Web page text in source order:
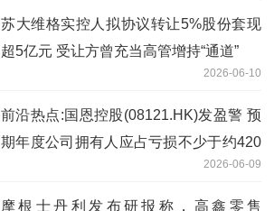
苏大维格实控人拟协议转让5%股份套现
超5亿元 受让方曾充当高管增持“通道”
2026-06-10
前沿热点:国恩控股(08121.HK)发盈警 预
期年度公司拥有人应占亏损不少于约420
2026-06-09
摩根士丹利发布研报称，高鑫零售